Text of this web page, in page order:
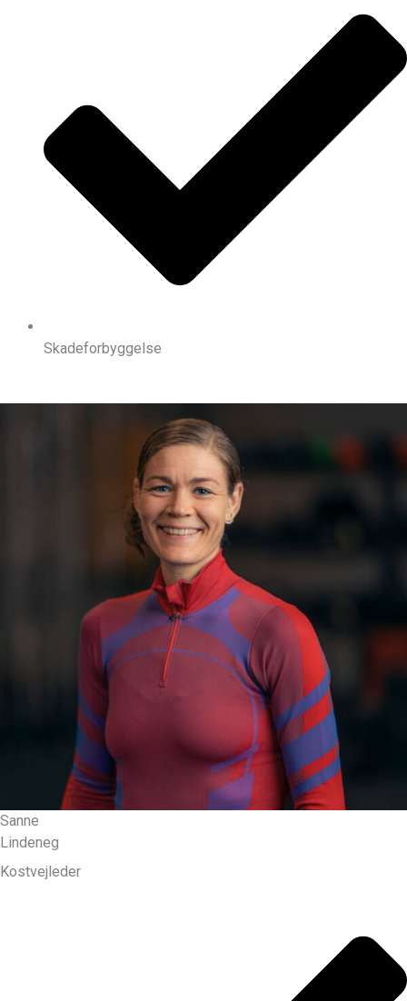
Skadeforbyggelse
Sanne
Lindeneg
Kostvejleder